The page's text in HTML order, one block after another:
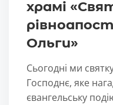
храмі
Ольги»
Сьогодні ми
Господнє, яке
євангельську